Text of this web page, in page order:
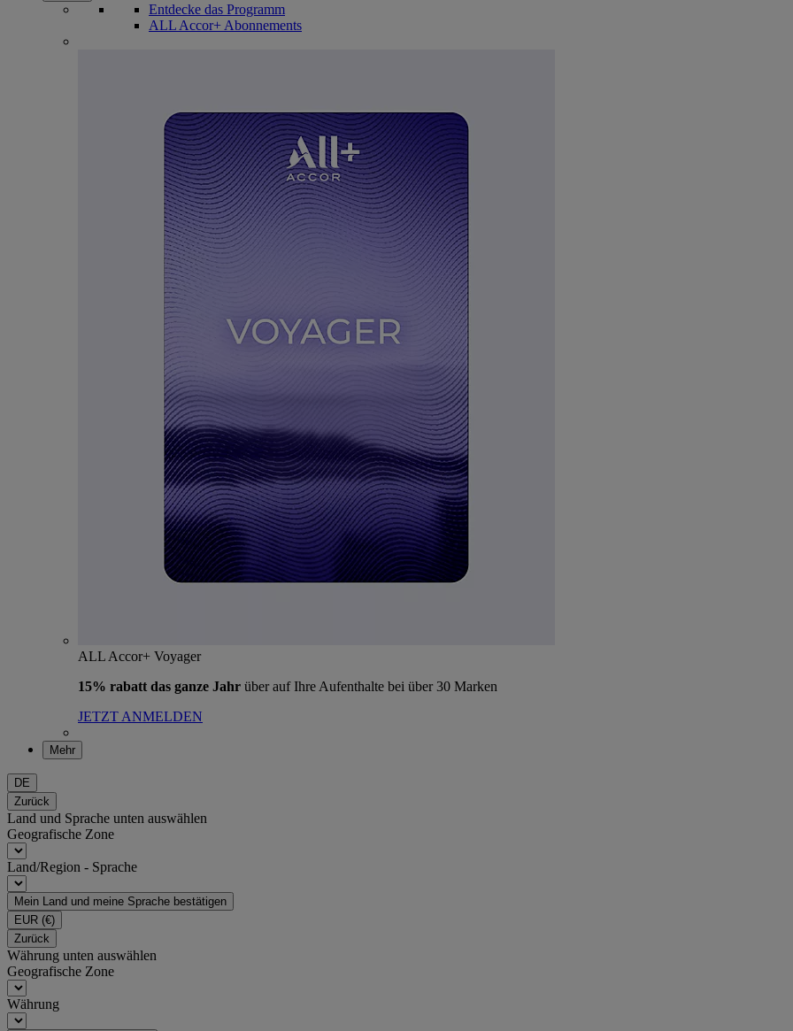
Entdecke das Programm
ALL Accor+ Abonnements
ALL Accor+ Voyager
15% rabatt das ganze Jahr über auf Ihre Aufenthalte bei über 30 Marken
JETZT ANMELDEN
Mehr
DE
Zurück
Land und Sprache unten auswählen
Geografische Zone
Land/Region - Sprache
Mein Land und meine Sprache bestätigen
EUR (€)
Zurück
Währung unten auswählen
Geografische Zone
Währung